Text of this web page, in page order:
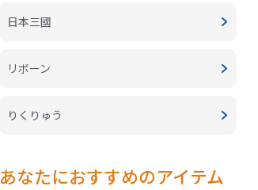
日本三國
リボーン
りくりゅう
あなたにおすすめのアイテム